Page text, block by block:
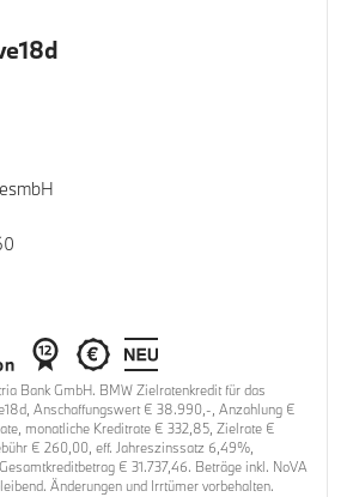
Bank GmbH. BMW Zielratenkredit für das
Anschaffungswert € 38.990,-, Anzahlung €
monatliche Kreditrate € 332,85, Zielrate €
€ 260,00, eff. Jahreszinssatz 6,49%,
€ 31.737,46. Beträge inkl. NoVA
Änderungen und Irrtümer vorbehalten.